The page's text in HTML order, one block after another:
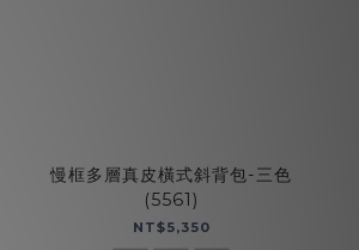
慢框多層真皮橫式斜背包-三色
(5561)
NT$5,350